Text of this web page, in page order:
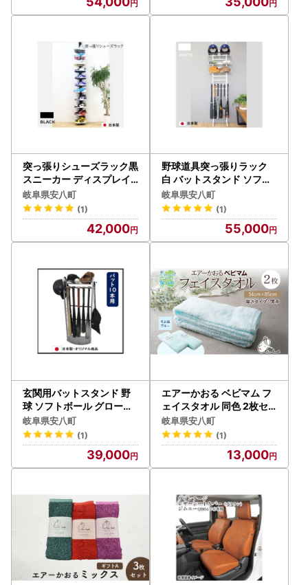
突っ張りシューズラック黒
スニーカー ディスプレイ
収納家具 インテリア 靴収
納 組み立て必要 工具不要
岐阜県安八町
(1)
42,000
野球道具突っ張りラック
白 バットスタンド ソフト
ボール 国産 インテリア 組
み立て必要 野球用品収納
岐阜県安八町
(1)
55,000
玄関用バットスタンド 野
球 ソフトボール グローブ
10本 フック付き インテリ
ア スポーツ用品 組み立て
必要
岐阜県安八町
(1)
39,000
エアーかおる ベビマム フ
ェイスタオル 同色 2枚セ
ット 34×85cm そよ風ブ
ルー 日本製 綿100％ 柔ら
か 軽い スーパーZERO 吸
水速乾 デリケート肌 敏感
肌 赤ちゃん おくるみ 送料
岐阜県安八町
(1)
13,000